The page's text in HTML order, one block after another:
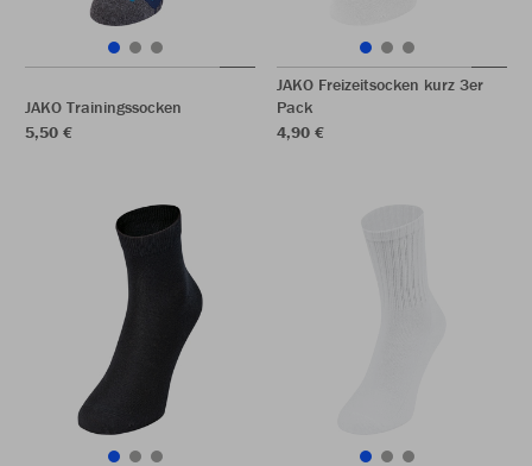
JAKO Trainingssocken
5,50 €
JAKO Freizeitsocken kurz 3er
Pack
4,90 €